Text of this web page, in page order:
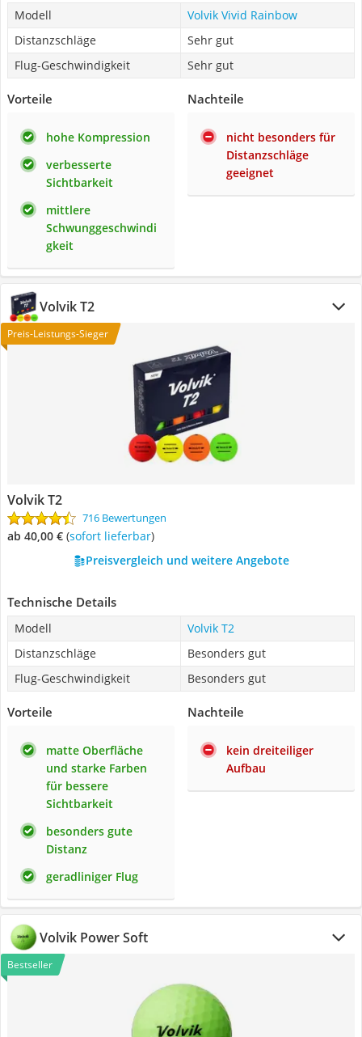
Modell
Volvik Vivid Rainbow
Distanzschläge
Sehr gut
Flug-Geschwindigkeit
Sehr gut
Vorteile
hohe Kompression
verbesserte
Sichtbarkeit
mittlere
Schwunggeschwindi
gkeit
Nachteile
nicht besonders für
Distanzschläge
geeignet
Volvik T2
Preis-Leistungs-Sieger
Volvik T2
716 Bewertungen
ab 40,00 € ( Sofort lieferbar)
Preisvergleich und weitere Angebote
Technische Details
Modell
Volvik T2
Distanzschläge
Besonders gut
Flug-Geschwindigkeit
Besonders gut
Vorteile
matte Oberfläche
und starke Farben
für bessere
Sichtbarkeit
besonders gute
Distanz
geradliniger Flug
Nachteile
kein dreiteiliger
Aufbau
Volvik Power Soft
Bestseller